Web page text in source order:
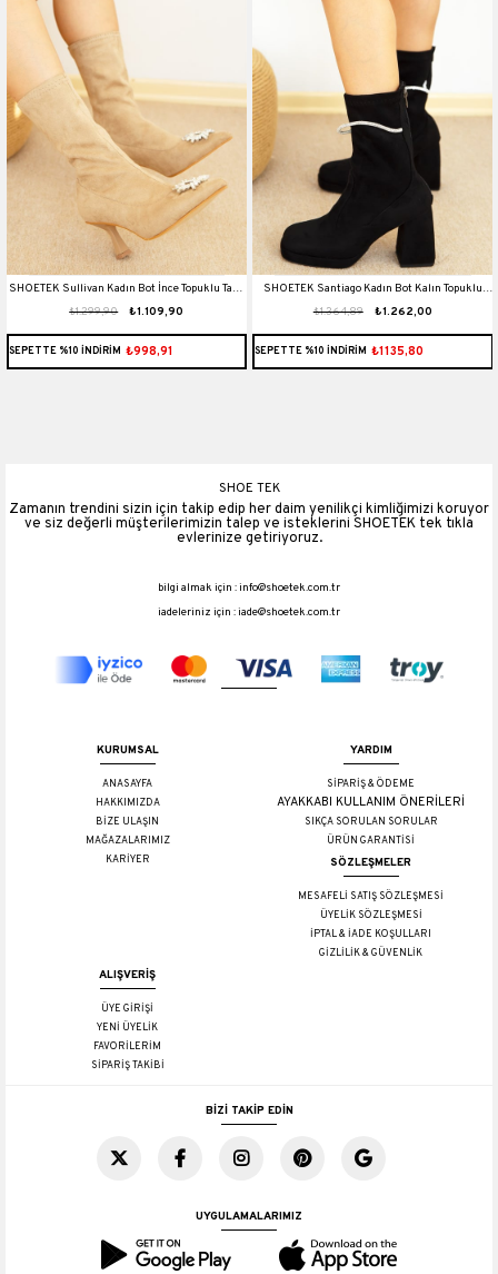
SHOETEK Sullivan Kadın Bot İnce Topuklu Taşlı
Ten Süet₺1.109,90
₺1.299,90
SEPETTE %10 İNDİRİM ₺998,91
SHOETEK Santiago Kadın Bot Kalın Topuklu
Taşlı Siyah Süet
₺1.262,00
₺1.364,89
SEPETTE %10 İNDİRİM ₺1135,80
SHOE TEK
Zamanın trendini sizin için takip edip her daim yenilikçi kimliğimizi koruyor
ve siz değerli müşterilerimizin talep ve isteklerini SHOETEK tek tıkla
evlerinize getiriyoruz.
bilgi almak için :info@shoetek.com.tr
iadeleriniz için :iade@shoetek.com.tr
KURUMSAL
ANASAYFA
HAKKIMIZDA
BİZE ULAŞIN
MAĞAZALARIMIZ
KARİYER
YARDIM
SİPARİŞ & ÖDEME
AYAKKABI KULLANIM ÖNERİLERİ
SIKÇA SORULAN SORULAR
ÜRÜN GARANTİSİ
SÖZLEŞMELER
MESAFELİ SATIŞ SÖZLEŞMESİ
ÜYELİK SÖZLEŞMESİ
İPTAL & İADE KOŞULLARI
GİZLİLİK & GÜVENLİK
ALIŞVERİŞ
ÜYE GİRİŞİ
YENİ ÜYELİK
FAVORİLERİM
SİPARİŞ TAKİBİ
BİZİ TAKİP EDİN
UYGULAMALARIMIZ